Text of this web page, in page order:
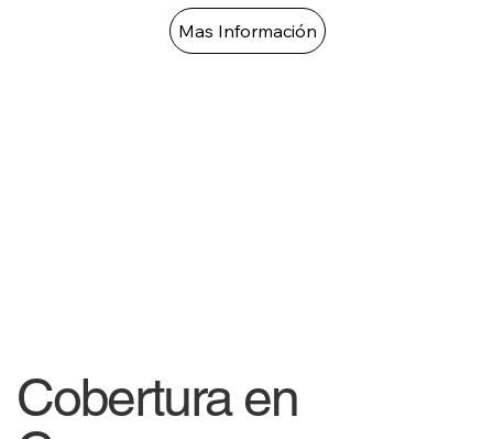
Cobertura en
Mas Información